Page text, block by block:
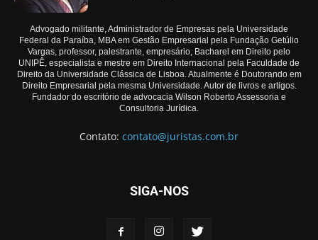
Advogado militante, Administrador de Empresas pela Universidade
Federal da Paraíba, MBA em Gestão Empresarial pela Fundação Getúlio
Vargas, professor, palestrante, empresário, Bacharel em Direito pelo
UNIPÊ, especialista e mestre em Direito Internacional pela Faculdade de
Direito da Universidade Clássica de Lisboa. Atualmente é Doutorando em
Direito Empresarial pela mesma Universidade. Autor de livros e artigos.
Fundador do escritório de advocacia Wilson Roberto Assessoria e
Consultoria Jurídica.
Contato: contato@juristas.com.br
SIGA-NOS